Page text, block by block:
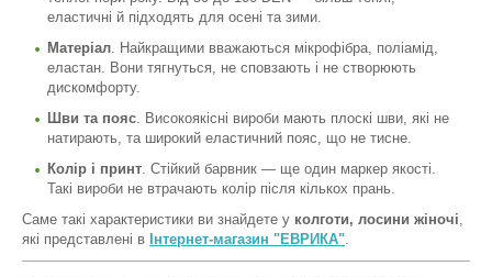
еластичні й підходять для осені та зими.
Матеріал. Найкращими вважаються мікрофібра, поліамід,
еластан. Вони тягнуться, не сповзають і не створюють
дискомфорту.
Шви та пояс. Високоякісні вироби мають плоскі шви, які не
натирають, та широкий еластичний пояс, що не тисне.
Колір і принт. Стійкий барвник — ще один маркер якості.
Такі вироби не втрачають колір після кількох прань.
Саме такі характеристики ви знайдете у колготи, лосини жіночі,
які представлені в Інтернет-магазин "ЕВРИКА".